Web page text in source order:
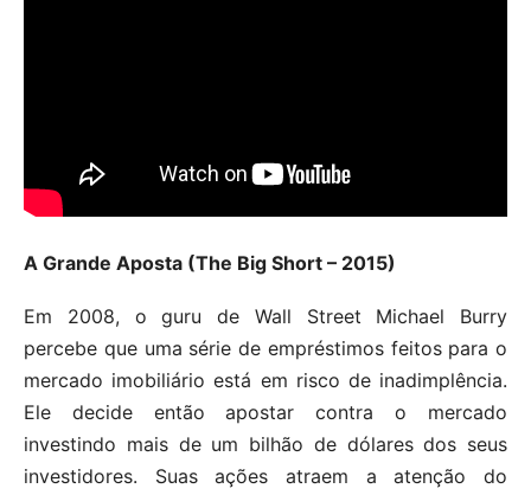
A Grande Aposta (The Big Short – 2015)
Em 2008, o guru de Wall Street Michael Burry
percebe que uma série de empréstimos feitos para o
mercado imobiliário está em risco de inadimplência.
Ele decide então apostar contra o mercado
investindo mais de um bilhão de dólares dos seus
investidores. Suas ações atraem a atenção do